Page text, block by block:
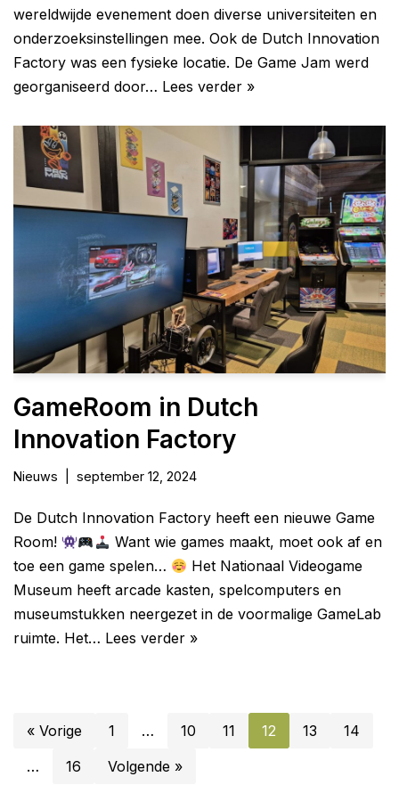
wereldwijde evenement doen diverse universiteiten en
onderzoeksinstellingen mee. Ook de Dutch Innovation
Factory was een fysieke locatie. De Game Jam werd
georganiseerd door… Lees verder »
GameRoom in Dutch
Innovation Factory
Nieuws september 12, 2024
De Dutch Innovation Factory heeft een nieuwe Game
Room!
Want wie games maakt, moet ook af en
toe een game spelen…
Het Nationaal Videogame
Museum heeft arcade kasten, spelcomputers en
museumstukken neergezet in de voormalige GameLab
ruimte. Het… Lees verder »
« Vorige 1 … 10 11 12 13
14
…
16 Volgende »